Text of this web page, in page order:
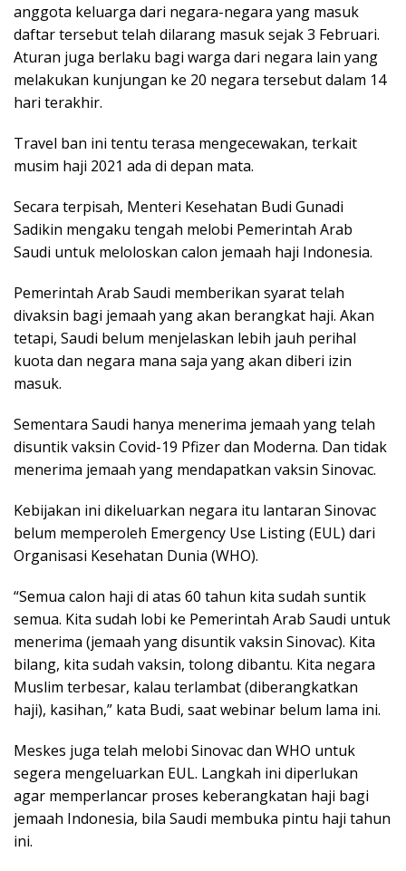
anggota keluarga dari negara-negara yang masuk
daftar tersebut telah dilarang masuk sejak 3 Februari.
Aturan juga berlaku bagi warga dari negara lain yang
melakukan kunjungan ke 20 negara tersebut dalam 14
hari terakhir.
Travel ban ini tentu terasa mengecewakan, terkait
musim haji 2021 ada di depan mata.
Secara terpisah, Menteri Kesehatan Budi Gunadi
Sadikin mengaku tengah melobi Pemerintah Arab
Saudi untuk meloloskan calon jemaah haji Indonesia.
Pemerintah Arab Saudi mem­berikan syarat telah
divaksin bagi jemaah yang akan berang­kat haji. Akan
tetapi, Saudi be­lum menjelaskan lebih jauh peri­hal
kuota dan negara mana saja yang akan diberi izin
masuk.
Sementara Saudi hanya menerima jemaah yang telah
disuntik vaksin Covid-19 Pfizer dan Moderna. Dan tidak
menerima jemaah yang mendapatkan vaksin Sinovac.
Kebijakan ini dikeluarkan negara itu lantaran Sinovac
be­lum memperoleh Emergency Use Listing (EUL) dari
Organisasi Kesehatan Dunia (WHO).
“Semua calon haji di atas 60 tahun kita sudah suntik
semua. Kita sudah lobi ke Pemerintah Arab Saudi untuk
menerima (jemaah yang disuntik vaksin Sinovac). Kita
bilang, kita sudah vaksin, tolong dibantu. Kita negara
Muslim terbesar, kalau terlambat (diberangkatkan
haji), kasihan,” kata Budi, saat webi­nar belum lama ini.
Meskes juga telah melobi Sinovac dan WHO untuk
segera mengeluarkan EUL. Langkah ini diperlukan
agar memperlancar proses keberangkatan haji bagi
jemaah Indonesia, bila Saudi membuka pintu haji tahun
ini.